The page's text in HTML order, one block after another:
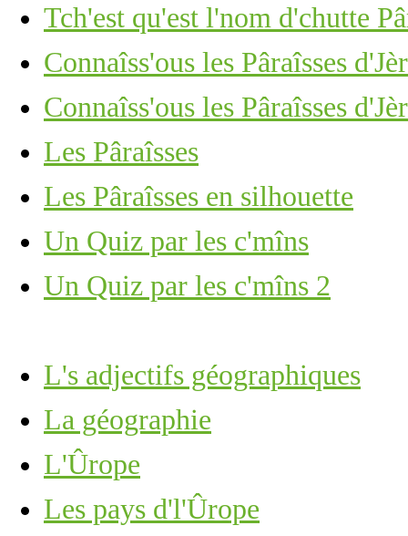
Tch'est qu'est l'nom d'chutte
Connaîss'ous les Pâraîsses
Connaîss'ous les Pâraîsses
Les Pâraîsses
Les Pâraîsses en silhouette
Un Quiz par les c'mîns
Un Quiz par les c'mîns 2
L's adjectifs géographiques
La géographie
L'Ûrope
Les pays d'l'Ûrope